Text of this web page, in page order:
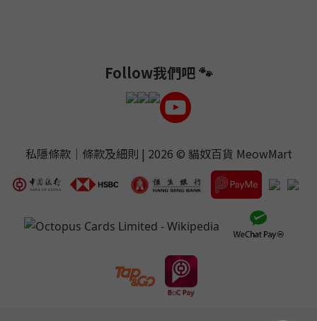
Follow我們吧 🐾
私隱條款｜ 條款及細則 | 2026 © 貓奴百貨 MeowMart